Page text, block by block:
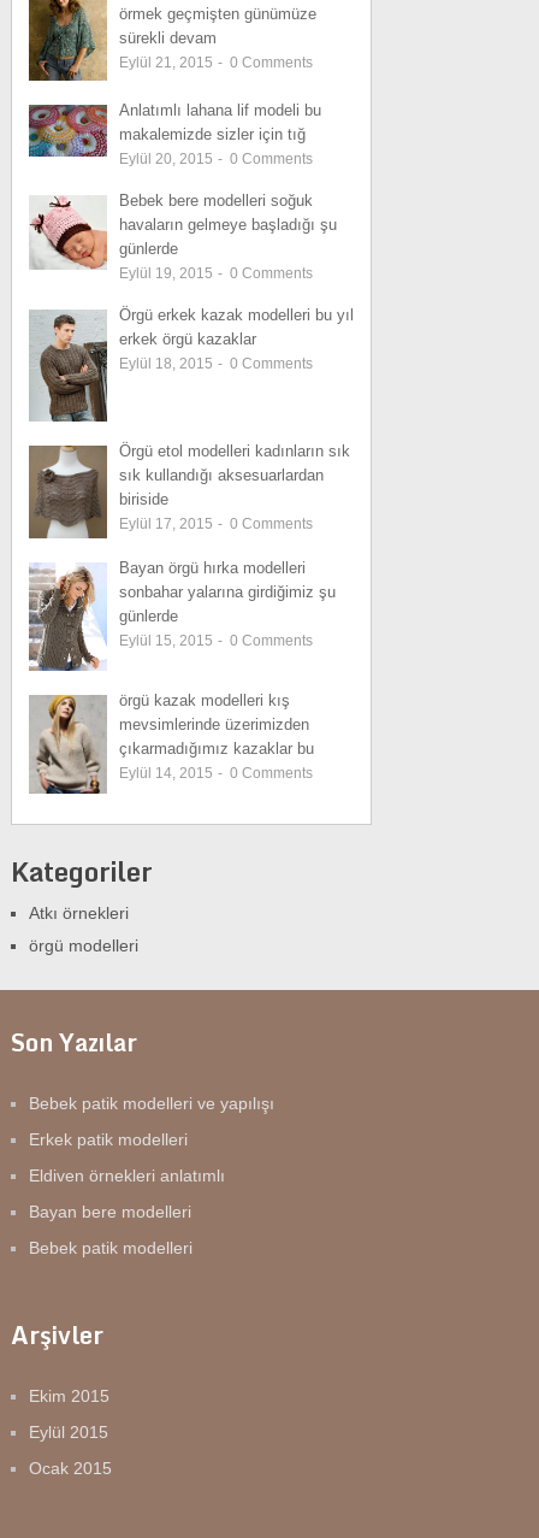
örmek geçmişten günümüze
sürekli devam
Eylül 21, 2015 - 0 Comments
Anlatımlı lahana lif modeli bu
makalemizde sizler için tığ
Eylül 20, 2015 - 0 Comments
Bebek bere modelleri soğuk
havaların gelmeye başladığı şu
günlerde
Eylül 19, 2015 - 0 Comments
Örgü erkek kazak modelleri bu yıl
erkek örgü kazaklar
Eylül 18, 2015 - 0 Comments
Örgü etol modelleri kadınların sık
sık kullandığı aksesuarlardan
biriside
Eylül 17, 2015 - 0 Comments
Bayan örgü hırka modelleri
sonbahar yalarına girdiğimiz şu
günlerde
Eylül 15, 2015 - 0 Comments
örgü kazak modelleri kış
mevsimlerinde üzerimizden
çıkarmadığımız kazaklar bu
Eylül 14, 2015 - 0 Comments
Kategoriler
Atkı örnekleri
örgü modelleri
Son Yazılar
Bebek patik modelleri ve yapılışı
Erkek patik modelleri
Eldiven örnekleri anlatımlı
Bayan bere modelleri
Bebek patik modelleri
Arşivler
Ekim 2015
Eylül 2015
Ocak 2015